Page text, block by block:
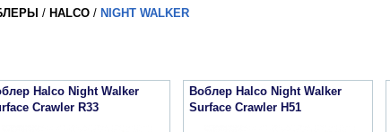
/ HALCO / NIGHT WALKER
Halco Night Walker
Crawler R33
Воблер Halco Night Walker
Surface Crawler H51